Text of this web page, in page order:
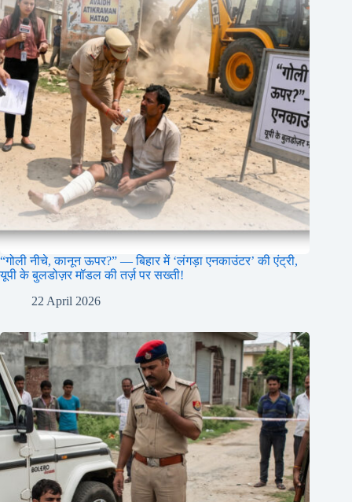
“गोली नीचे, कानून ऊपर?” — बिहार में ‘लंगड़ा एनकाउंटर’ की एंट्री,
यूपी के बुलडोज़र मॉडल की तर्ज़ पर सख्ती!
22 April 2026